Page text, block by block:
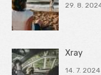
29. 8.
Xray
14. 7. 2024